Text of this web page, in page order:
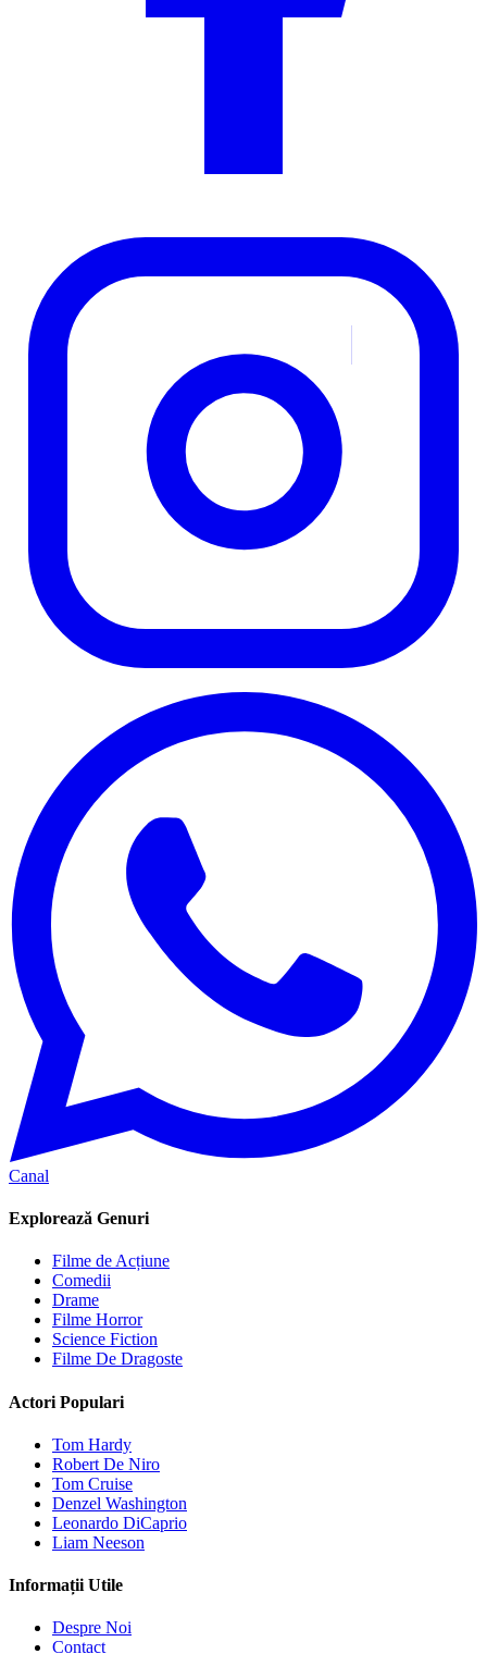
Canal
Explorează Genuri
Filme de Acțiune
Comedii
Drame
Filme Horror
Science Fiction
Filme De Dragoste
Actori Populari
Tom Hardy
Robert De Niro
Tom Cruise
Denzel Washington
Leonardo DiCaprio
Liam Neeson
Informații Utile
Despre Noi
Contact